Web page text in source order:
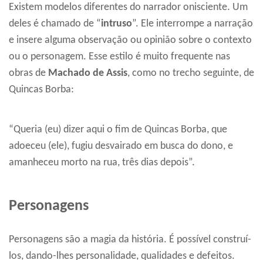
Existem modelos diferentes do narrador onisciente. Um
deles é chamado de “intruso”. Ele interrompe a narração
e insere alguma observação ou opinião sobre o contexto
ou o personagem. Esse estilo é muito frequente nas
obras de Machado de Assis, como no trecho seguinte, de
Quincas Borba:
“Queria (eu) dizer aqui o fim de Quincas Borba, que
adoeceu (ele), fugiu desvairado em busca do dono, e
amanheceu morto na rua, três dias depois”.
Personagens
Personagens são a magia da história. É possível construí-
los, dando-lhes personalidade, qualidades e defeitos.